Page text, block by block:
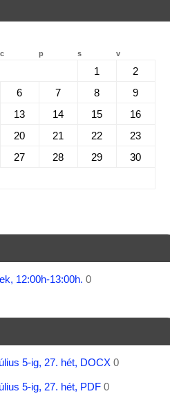
c p s v
1
2
6 7 8
9
13 14 15
16
20 21 22
23
27 28 29
30
12:00h-13:00h. 0
5-ig, 27. hét, DOCX0
5-ig, 27. hét, PDF0